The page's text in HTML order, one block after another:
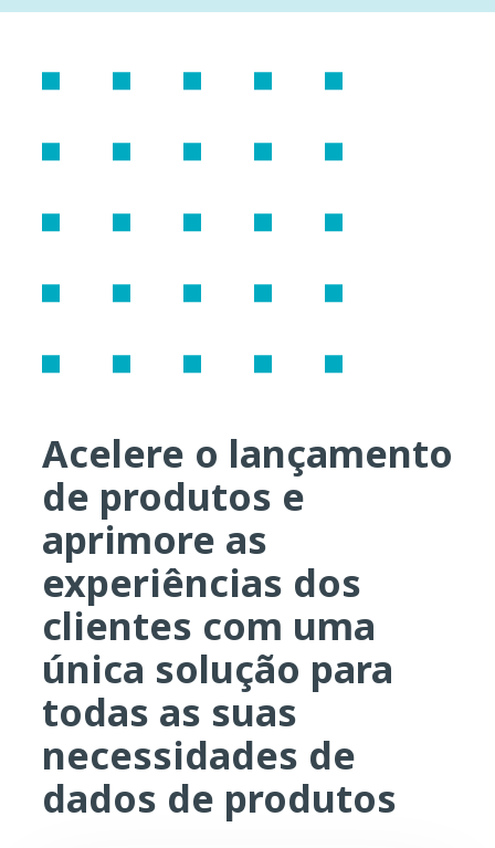
Acelere o lançamento
de produtos e
aprimore as
experiências dos
clientes com uma
única solução para
todas as suas
necessidades de
dados de produtos